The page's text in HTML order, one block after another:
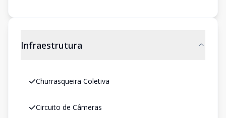
Infraestrutura
Churrasqueira Coletiva
Circuito de Câmeras